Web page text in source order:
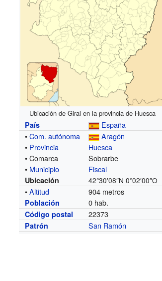
Ubicación de Giral en la provincia de Huesca
País
España
•Com. autónoma
Aragón
• Provincia
Huesca
• Comarca
Sobrarbe
• Municipio Fiscal
Ubicación 42°30′08″N 0°02′00″O
•Altitud 904 metros
Población 0 hab.
Código postal 22373
Patrón San Ramón